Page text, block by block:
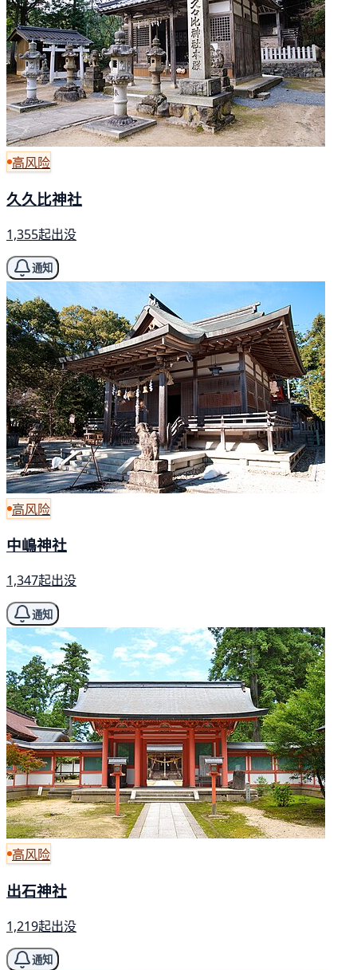
高风险
久久比神社
1,355起出没
通知
高风险
中嶋神社
1,347起出没
通知
高风险
出石神社
1,219起出没
通知